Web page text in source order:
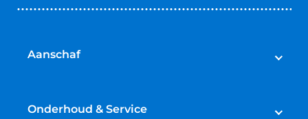
Aanschaf
Bedrijfswagens
Onderhoud & Service